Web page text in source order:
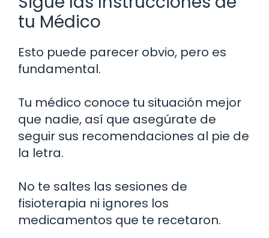
tu Médico
Esto puede parecer obvio, pero es
fundamental.
Tu médico conoce tu situación mejor
que nadie, así que asegúrate de
seguir sus recomendaciones al pie de
la letra.
No te saltes las sesiones de
fisioterapia ni ignores los
medicamentos que te recetaron.